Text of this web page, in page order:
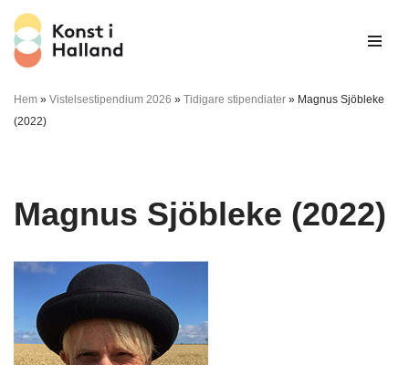
Hoppa
till
innehåll
Hem » Vistelsestipendium 2026 » Tidigare stipendiater » Magnus Sjöbleke
(2022)
Magnus Sjöbleke (2022)